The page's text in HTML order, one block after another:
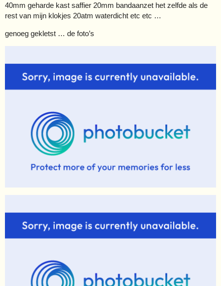
40mm geharde kast saffier 20mm bandaanzet het zelfde als de
rest van mijn klokjes 20atm waterdicht etc etc …
genoeg gekletst … de foto’s